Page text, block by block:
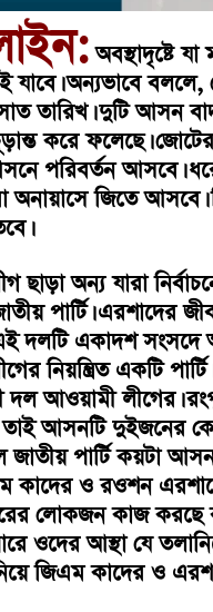
অবস্থাদৃষ্টে
অন্যভাবে বললে,
তারিখ। দুটি আসন
করে ফলেছে।
পরিবর্তন আসবে।
অনায়াসে জিতে আসবে।
ছাড়া অন্য যারা
পার্টি। এরশাদের
দলটি একাদশ সংসদে
নিয়ন্ত্রিত একটি
দল আওয়ামী লীগের।
আসনটি দুইজনের কেউই
জাতীয় পার্টি কয়টা
ও রওশন
লোকজন কাজ করছে
ওদের আস্থা যে
জিএম কাদের ও